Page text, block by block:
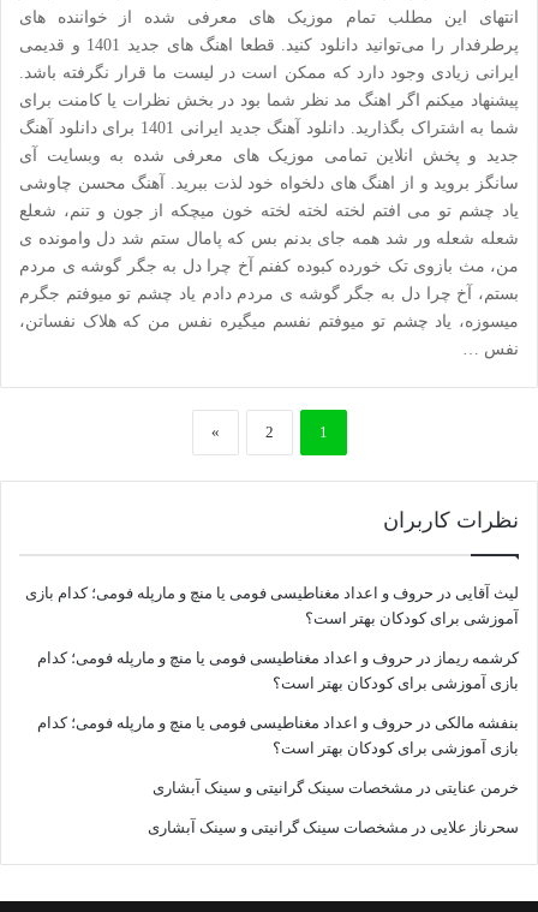
انتهای این مطلب تمام موزیک های معرفی شده از خواننده های
پرطرفدار را می‌توانید دانلود کنید. قطعا اهنگ های جدید 1401 و قدیمی
ایرانی زیادی وجود دارد که ممکن است در لیست ما قرار نگرفته باشد.
پیشنهاد میکنم اگر اهنگ مد نظر شما بود در بخش نظرات یا کامنت برای
شما به اشتراک بگذارید. دانلود آهنگ جدید ایرانی 1401 برای دانلود آهنگ
جدید و پخش انلاین تمامی موزیک های معرفی شده به وبسایت آی
سانگز بروید و از اهنگ های دلخواه خود لذت ببرید. آهنگ محسن چاوشی
یاد چشم تو می افتم لخته لخته لخته خون میچکه از جون و تنم، شعلع
شعله شعله ور شد همه جای بدنم بس که پامال ستم شد دل وامونده ی
من، مث بازوی تک خورده کبوده کفنم آخ چرا دل به جگر گوشه ی مردم
بستم، آخ چرا دل به جگر گوشه ی مردم دادم یاد چشم تو میوفتم جگرم
میسوزه، یاد چشم تو میوفتم نفسم میگیره نفس من که هلاک نفساتن،
نفس …
1
2
»
نظرات کاربران
لیث آقایی در حروف و اعداد مغناطیسی فومی یا منچ و مارپله فومی؛ کدام بازی
آموزشی برای کودکان بهتر است؟
کرشمه ریماز در حروف و اعداد مغناطیسی فومی یا منچ و مارپله فومی؛ کدام
بازی آموزشی برای کودکان بهتر است؟
بنفشه مالکی در حروف و اعداد مغناطیسی فومی یا منچ و مارپله فومی؛ کدام
بازی آموزشی برای کودکان بهتر است؟
خرمن عنایتی در مشخصات سینک گرانیتی و سینک آبشاری
سحرناز علایی در مشخصات سینک گرانیتی و سینک آبشاری